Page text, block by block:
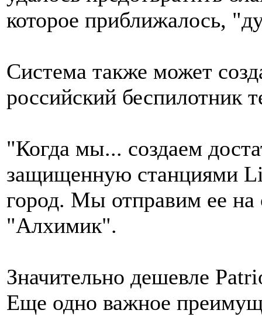
которое приближалось,
Система также может
российский беспилотник
"Когда мы... создаем
защищенную станциями
город. Мы отправим ее на
"Алхимик".
Значительно дешевле
Еще одно важное